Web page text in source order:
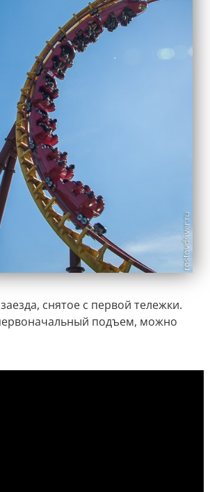
снятое с первой тележки.
подъем, можно